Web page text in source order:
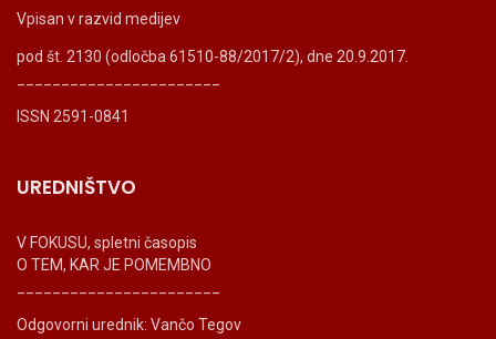
Vpisan v razvid medijev
pod št. 2130 (odločba 61510-88/2017/2), dne 20.9.2017.
ISSN 2591-0841
UREDNIŠTVO
V FOKUSU, spletni časopis
O TEM, KAR JE POMEMBNO
Odgovorni urednik: Vančo Tegov